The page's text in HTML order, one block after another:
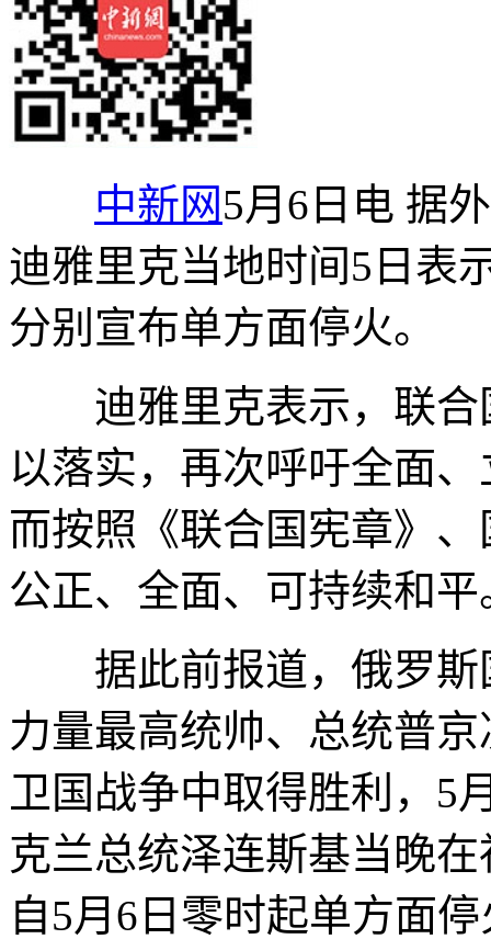
中新网5月6日电 据
迪雅里克当地时间5日表
分别宣布单方面停火。
迪雅里克表示，联合
以落实，再次呼吁全面
而按照《联合国宪章》
公正、全面、可持续和平
据此前报道，俄罗斯
力量最高统帅、总统普
卫国战争中取得胜利，5
克兰总统泽连斯基当晚
自5月6日零时起单方面